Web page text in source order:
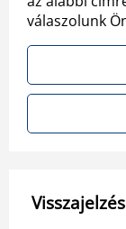
válaszolunk
Visszajelzés